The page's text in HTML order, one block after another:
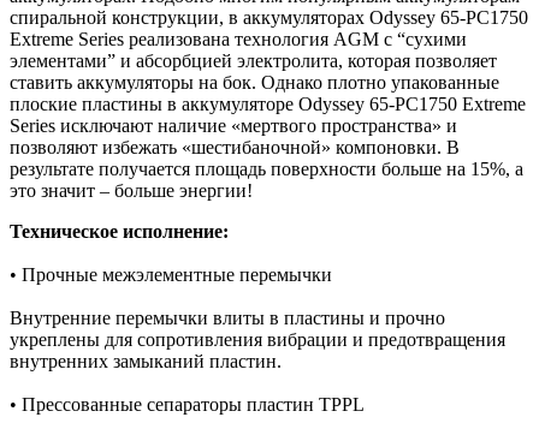
спиральной конструкции, в аккумуляторах Odyssey 65-PC1750
Extreme Series реализована технология AGM с “сухими
элементами” и абсорбцией электролита, которая позволяет
ставить аккумуляторы на бок. Однако плотно упакованные
плоские пластины в аккумуляторе Odyssey 65-PC1750 Extreme
Series исключают наличие «мертвого пространства» и
позволяют избежать «шестибаночной» компоновки. В
результате получается площадь поверхности больше на 15%, а
это значит – больше энергии!
Техническое исполнение:
• Прочные межэлементные перемычки
Внутренние перемычки влиты в пластины и прочно
укреплены для сопротивления вибрации и предотвращения
внутренних замыканий пластин.
• Прессованные сепараторы пластин TPPL